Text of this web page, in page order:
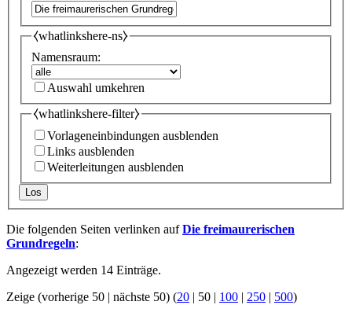
⧼whatlinkshere-ns⧽
Namensraum:
Auswahl umkehren
⧼whatlinkshere-filter⧽
Vorlageneinbindungen ausblenden
Links ausblenden
Weiterleitungen ausblenden
Los
Die folgenden Seiten verlinken aufDie freimaurerischen
Grundregeln:
Angezeigt werden 14 Einträge.
Zeige (vorherige 50 | nächste 50) (20 | 50 | 100 | 250 | 500)